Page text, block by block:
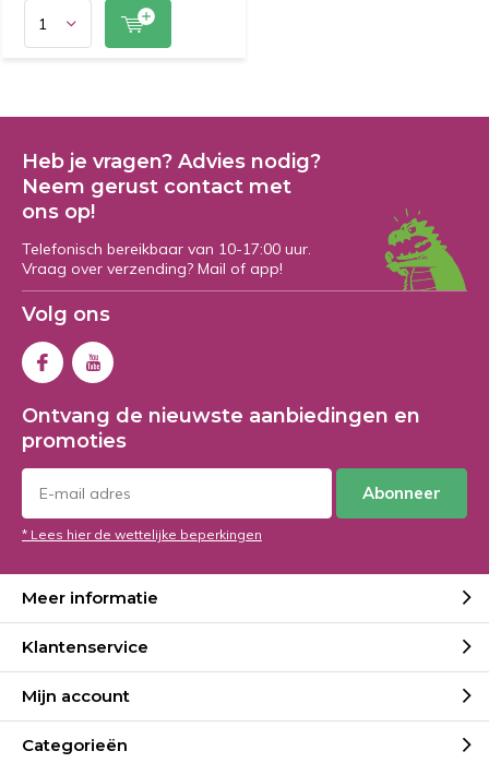
Heb je vragen? Advies nodig?
Neem gerust contact met
ons op!
Telefonisch bereikbaar van 10-17:00 uur.
Vraag over verzending? Mail of app!
Volg ons
Ontvang de nieuwste aanbiedingen en
promoties
Abonneer
* Lees hier de wettelijke beperkingen
Meer informatie
Klantenservice
Mijn account
Categorieën